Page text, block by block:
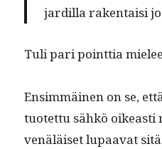
jardil­la rak­en­taisi
Tuli pari point­tia
Ensim­mäi­nen on se,
tuotet­tu sähkö oikeasti
venäläiset lupaa­vat